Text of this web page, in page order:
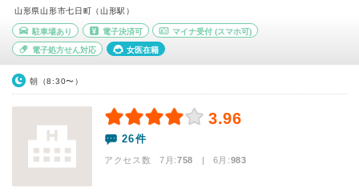
山形県山形市七日町（山形駅）
駐車場あり 電子決済可 マイナ受付 (スマホ可)
電子処方せん対応 女医在籍
朝（8:30〜）
3.96
26件
アクセス数 7月:758 | 6月:983